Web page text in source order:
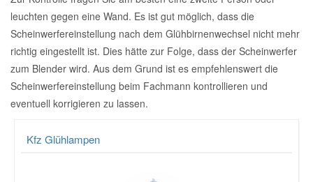
leuchten gegen eine Wand. Es ist gut möglich, dass die
Scheinwerfereinstellung nach dem Glühbirnenwechsel nicht mehr
richtig eingestellt ist. Dies hätte zur Folge, dass der Scheinwerfer
zum Blender wird. Aus dem Grund ist es empfehlenswert die
Scheinwerfereinstellung beim Fachmann kontrollieren und
eventuell korrigieren zu lassen.
Kfz Glühlampen
Mitsubishi Ersatzteile